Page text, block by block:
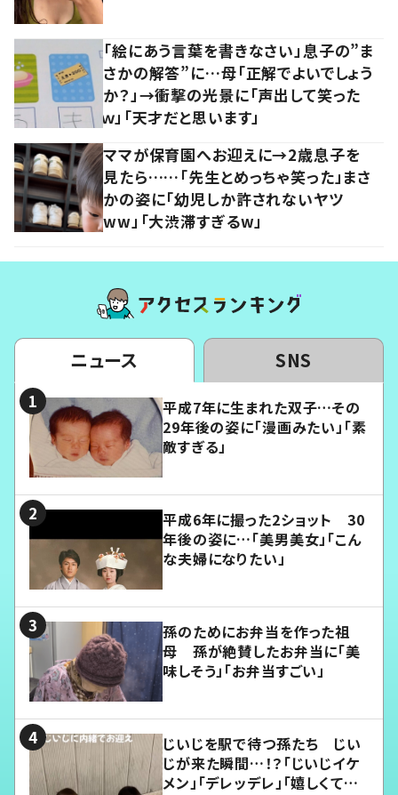
「絵にあう言葉を書きなさい」息子の”ま
さかの解答”に…母「正解でよいでしょう
か？」→衝撃の光景に「声出して笑った
ｗ」「天才だと思います」
ママが保育園へお迎えに→2歳息子を
見たら……「先生とめっちゃ笑った」まさ
かの姿に「幼児しか許されないヤツ
ww」「大渋滞すぎるw」
ニュース SNS
平成7年に生まれた双子…その
29年後の姿に「漫画みたい」「素
敵すぎる」
平成6年に撮った2ショット 30
年後の姿に…「美男美女」「こん
な夫婦になりたい」
孫のためにお弁当を作った祖
母 孫が絶賛したお弁当に「美
味しそう」「お弁当すごい」
じいじを駅で待つ孫たち じい
じが来た瞬間…！？「じいじイケ
メン」「デレッデレ」「嬉しくて可